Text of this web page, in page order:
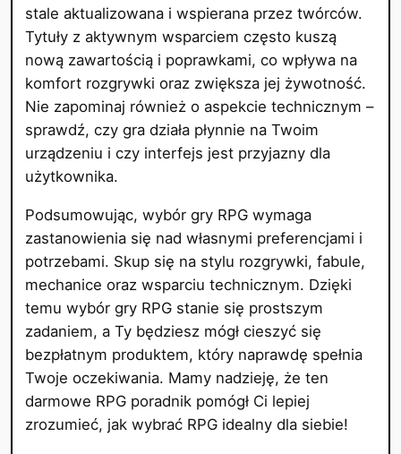
stale aktualizowana i wspierana przez twórców.
Tytuły z aktywnym wsparciem często kuszą
nową zawartością i poprawkami, co wpływa na
komfort rozgrywki oraz zwiększa jej żywotność.
Nie zapominaj również o aspekcie technicznym –
sprawdź, czy gra działa płynnie na Twoim
urządzeniu i czy interfejs jest przyjazny dla
użytkownika.
Podsumowując, wybór gry RPG wymaga
zastanowienia się nad własnymi preferencjami i
potrzebami. Skup się na stylu rozgrywki, fabule,
mechanice oraz wsparciu technicznym. Dzięki
temu wybór gry RPG stanie się prostszym
zadaniem, a Ty będziesz mógł cieszyć się
bezpłatnym produktem, który naprawdę spełnia
Twoje oczekiwania. Mamy nadzieję, że ten
darmowe RPG poradnik pomógł Ci lepiej
zrozumieć, jak wybrać RPG idealny dla siebie!